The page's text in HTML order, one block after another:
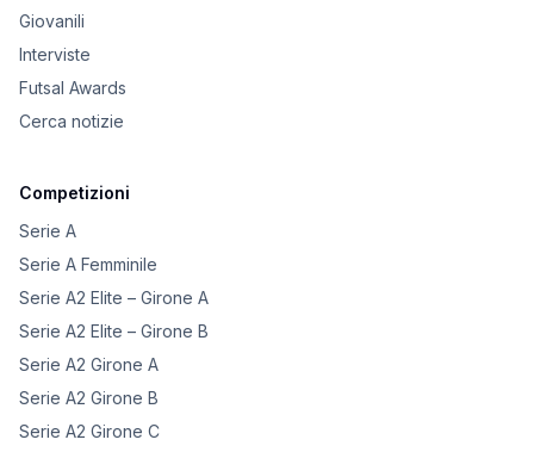
Giovanili
Interviste
Futsal Awards
Cerca notizie
Competizioni
Serie A
Serie A Femminile
Serie A2 Elite – Girone A
Serie A2 Elite – Girone B
Serie A2 Girone A
Serie A2 Girone B
Serie A2 Girone C